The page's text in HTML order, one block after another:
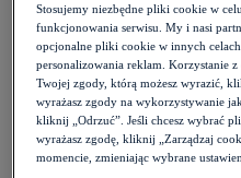
obowiązkowe dla dzieci?
Stosujemy niezbędne pliki cookie w
funkcjonowania serwisu. My i nasi
opcjonalne pliki cookie w innych
personalizowania reklam. Korzystanie
Twojej zgody, którą możesz wyrazić,
wyrażasz zgody na wykorzystywanie
kliknij „Odrzuć”. Jeśli chcesz wybrać
wyrażasz zgodę, kliknij „Zarządzaj
momencie, zmieniając wybrane